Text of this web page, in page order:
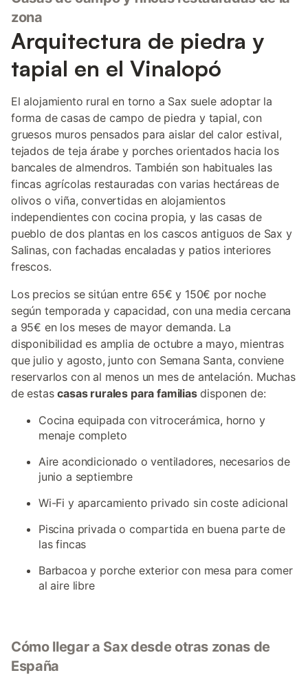
zona
Arquitectura de piedra y
tapial en el Vinalopó
El alojamiento rural en torno a Sax suele adoptar la
forma de casas de campo de piedra y tapial, con
gruesos muros pensados para aislar del calor estival,
tejados de teja árabe y porches orientados hacia los
bancales de almendros. También son habituales las
fincas agrícolas restauradas con varias hectáreas de
olivos o viña, convertidas en alojamientos
independientes con cocina propia, y las casas de
pueblo de dos plantas en los cascos antiguos de Sax y
Salinas, con fachadas encaladas y patios interiores
frescos.
Los precios se sitúan entre 65€ y 150€ por noche
según temporada y capacidad, con una media cercana
a 95€ en los meses de mayor demanda. La
disponibilidad es amplia de octubre a mayo, mientras
que julio y agosto, junto con Semana Santa, conviene
reservarlos con al menos un mes de antelación. Muchas
de estascasas rurales para familiasdisponen de:
Cocina equipada con vitrocerámica, horno y
menaje completo
Aire acondicionado o ventiladores, necesarios de
junio a septiembre
Wi-Fi y aparcamiento privado sin coste adicional
Piscina privada o compartida en buena parte de
las fincas
Barbacoa y porche exterior con mesa para comer
al aire libre
Cómo llegar a Sax desde otras zonas de
España